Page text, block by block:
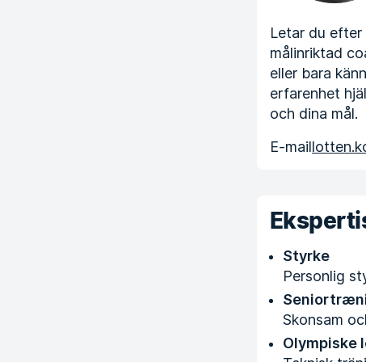
Letar du efter
målinriktad
eller bara
erfarenhet
och dina mål.
E-mail
Styrke
Personlig
Skonsam
Olympiske